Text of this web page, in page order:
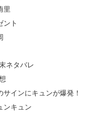
里
ント
ネタバレ
インにキュンが爆発！
ンキュン